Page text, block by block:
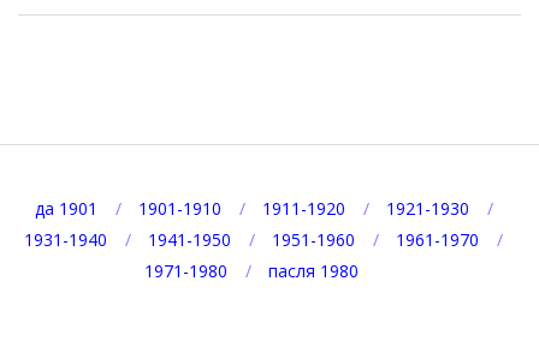
да 1901 1901-1910 1911-1920
1921-1930
1931-1940
1941-1950 1951-1960
1961-1970
1971-1980
пасля 1980